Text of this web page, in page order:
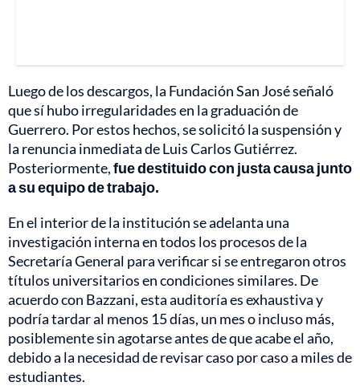
Luego de los descargos, la Fundación San José señaló
que sí hubo irregularidades en la graduación de
Guerrero. Por estos hechos, se solicitó la suspensión y
la renuncia inmediata de Luis Carlos Gutiérrez.
Posteriormente,fue destituido con justa causa junto
a su equipo de trabajo.
En el interior de la institución se adelanta una
investigación interna en todos los procesos de la
Secretaría General para verificar si se entregaron otros
títulos universitarios en condiciones similares. De
acuerdo con Bazzani, esta auditoría es exhaustiva y
podría tardar al menos 15 días, un mes o incluso más,
posiblemente sin agotarse antes de que acabe el año,
debido a la necesidad de revisar caso por caso a miles de
estudiantes.